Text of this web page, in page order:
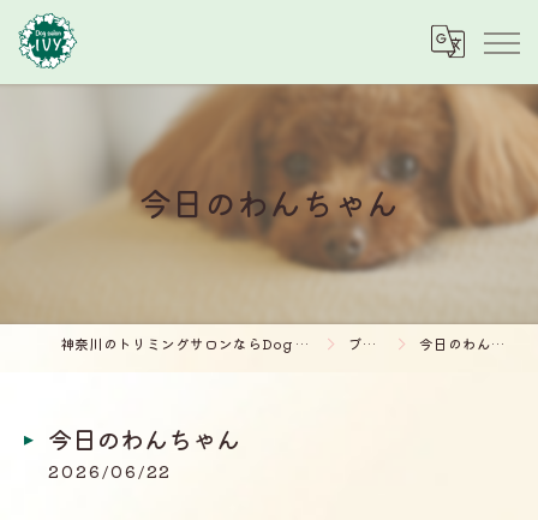
今日のわんちゃん
神奈川のトリミングサロンならDog salon IVY ブログ 今日のわんちゃん
今日のわんちゃん
2026/06/22